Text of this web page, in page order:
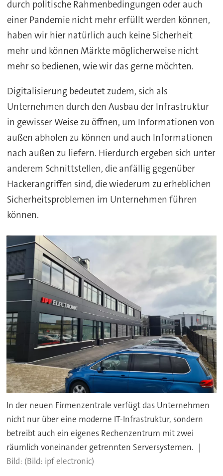
durch politische Rahmenbedingungen oder auch
einer Pandemie nicht mehr erfüllt werden können,
haben wir hier natürlich auch keine Sicherheit
mehr und können Märkte möglicherweise nicht
mehr so bedienen, wie wir das gerne möchten.
Digitalisierung bedeutet zudem, sich als
Unternehmen durch den Ausbau der Infrastruktur
in gewisser Weise zu öffnen, um Informationen von
außen abholen zu können und auch Informationen
nach außen zu liefern. Hierdurch ergeben sich unter
anderem Schnittstellen, die anfällig gegenüber
Hackerangriffen sind, die wiederum zu erheblichen
Sicherheitsproblemen im Unternehmen führen
können.
In der neuen Firmenzentrale verfügt das Unternehmen
nicht nur über eine moderne IT-Infrastruktur, sondern
betreibt auch ein eigenes Rechenzentrum mit zwei
räumlich voneinander getrennten Serversystemen.
(Bild: ipf electronic)